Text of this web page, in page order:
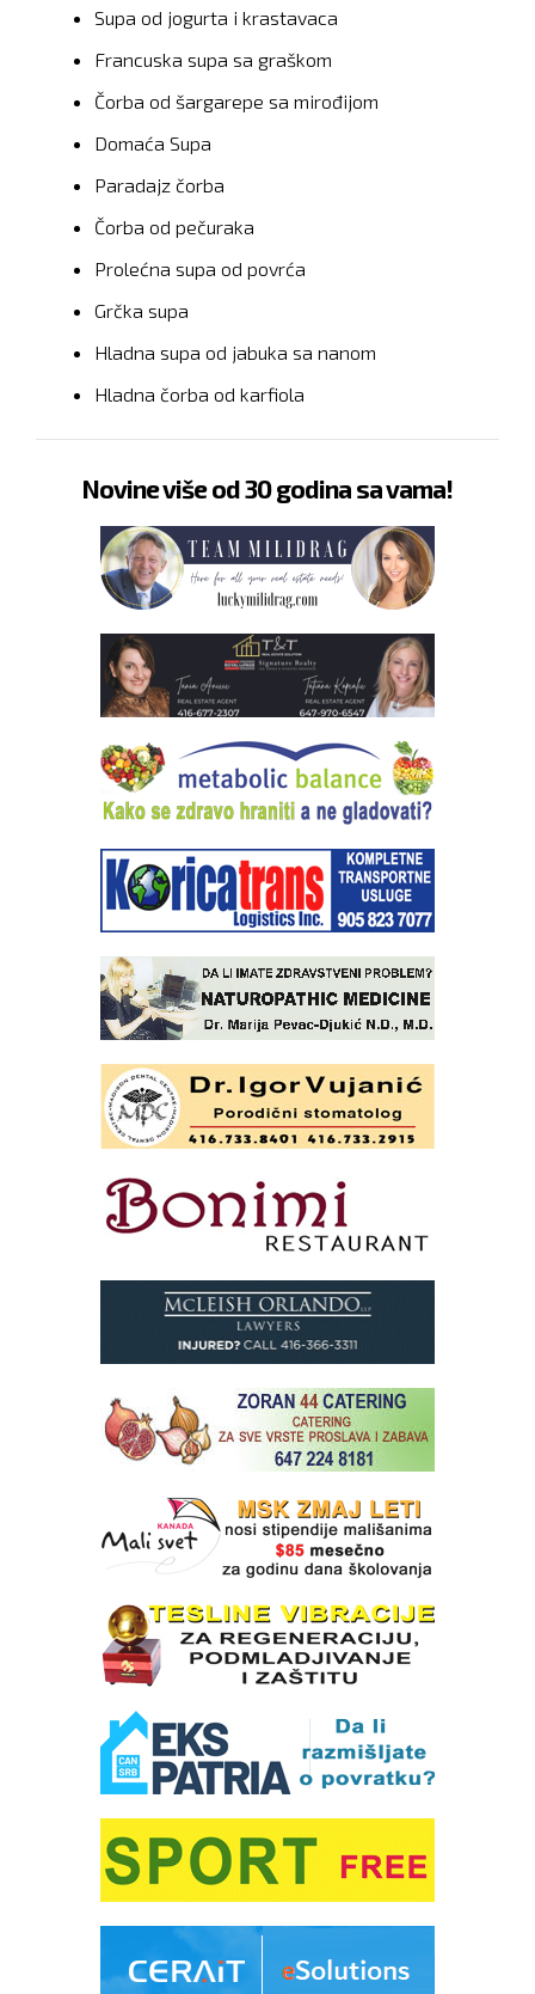
Supa od jogurta i krastavaca
Francuska supa sa graškom
Čorba od šargarepe sa mirođijom
Domaća Supa
Paradajz čorba
Čorba od pečuraka
Prolećna supa od povrća
Grčka supa
Hladna supa od jabuka sa nanom
Hladna čorba od karfiola
Novine više od 30 godina sa vama!